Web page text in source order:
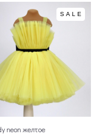
SALE
neon желтое